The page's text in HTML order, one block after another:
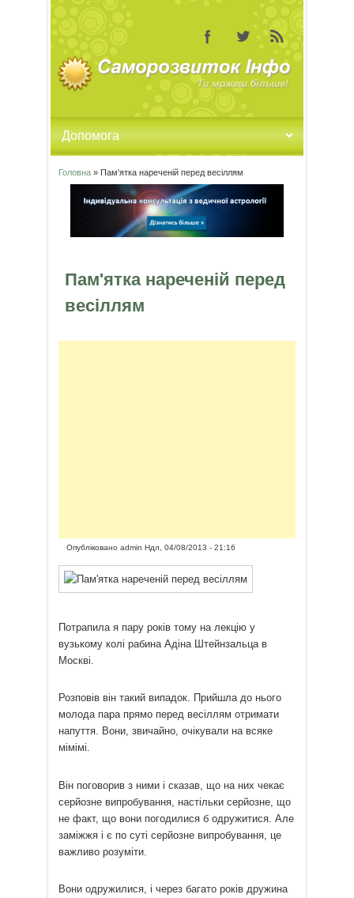
Ви є тут
Головна» Пам'ятка нареченій перед весіллям
Пам'ятка нареченій перед
весіллям
Опублікованоadmin Ндл, 04/08/2013 - 21:16
Потрапила я пару років тому на лекцію у
вузькому колі рабина Адіна Штейнзальца в
Москві.
Розповів він такий випадок. Прийшла до нього
молода пара прямо перед весіллям отримати
напуття. Вони, звичайно, очікували на всяке
мімімі.
Він поговорив з ними і сказав, що на них чекає
серйозне випробування, настільки серйозне, що
не факт, що вони погодилися б одружитися. Але
заміжжя і є по суті серйозне випробування, це
важливо розуміти.
Вони одружилися, і через багато років дружина